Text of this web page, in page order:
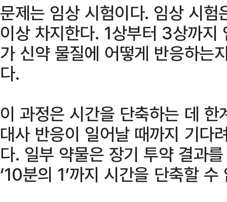
문제는 임상 시험이다. 임상 시
이상 차지한다. 1상부터 3상까지
가 신약 물질에 어떻게 반응하는
다.
이 과정은 시간을 단축하는 데
대사 반응이 일어날 때까지 기다
다. 일부 약물은 장기 투약 결과
‘10분의 1’까지 시간을 단축할